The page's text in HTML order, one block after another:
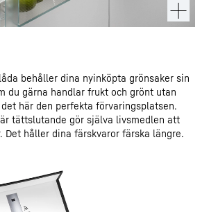
behåller dina nyinköpta grönsaker sin
du gärna handlar frukt och grönt utan
här den perfekta förvaringsplatsen.
tättslutande gör själva livsmedlen att
Det håller dina färskvaror färska längre.